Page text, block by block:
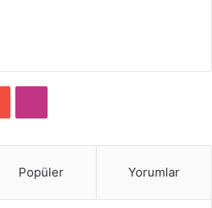
T
s
t
Popüler Yorumlar